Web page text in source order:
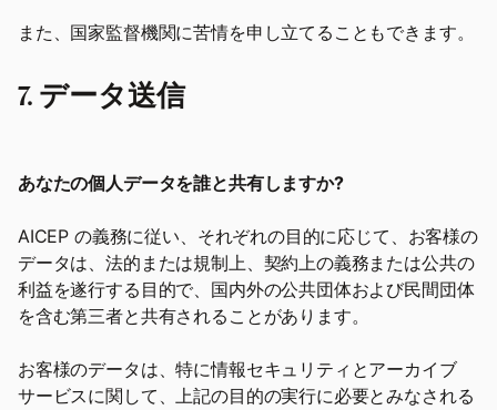
また、国家監督機関に苦情を申し立てることもできます。
7. データ送信
あなたの個人データを誰と共有しますか?
AICEP の義務に従い、それぞれの目的に応じて、お客様の
データは、法的または規制上、契約上の義務または公共の
利益を遂行する目的で、国内外の公共団体および民間団体
を含む第三者と共有されることがあります。
お客様のデータは、特に情報セキュリティとアーカイブ
サービスに関して、上記の目的の実行に必要とみなされる